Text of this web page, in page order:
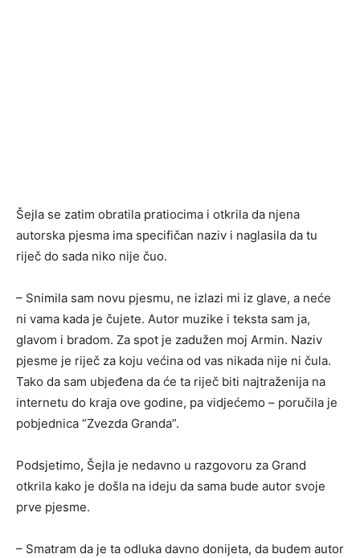
Šejla se zatim obratila pratiocima i otkrila da njena
autorska pjesma ima specifičan naziv i naglasila da tu
riječ do sada niko nije čuo.
– Snimila sam novu pjesmu, ne izlazi mi iz glave, a neće
ni vama kada je čujete. Autor muzike i teksta sam ja,
glavom i bradom. Za spot je zadužen moj Armin. Naziv
pjesme je riječ za koju većina od vas nikada nije ni čula.
Tako da sam ubjeđena da će ta riječ biti najtraženija na
internetu do kraja ove godine, pa vidjećemo – poručila je
pobjednica “Zvezda Granda”.
Podsjetimo, Šejla je nedavno u razgovoru za Grand
otkrila kako je došla na ideju da sama bude autor svoje
prve pjesme.
– Smatram da je ta odluka davno donijeta, da budem autor